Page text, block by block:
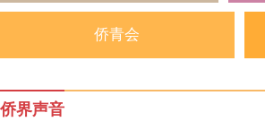
侨青会
侨界声音